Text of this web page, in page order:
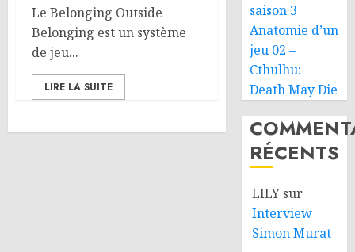
Le Belonging Outside
Belonging est un système
de jeu...
LIRE LA SUITE
saison 3
Anatomie d’un
jeu 02 –
Cthulhu:
Death May Die
RÉCENTS
LILY sur
Interview
Simon Murat